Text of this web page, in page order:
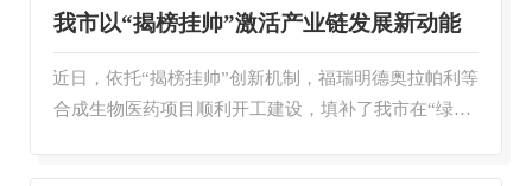
我市以“揭榜挂帅”激活产业链发展新动能
近日，依托“揭榜挂帅”创新机制，福瑞明德奥拉帕利等
合成生物医药项目顺利开工建设，填补了我市在“绿色